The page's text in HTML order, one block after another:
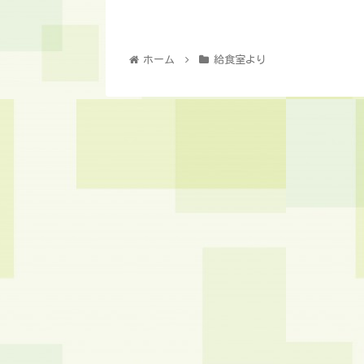
ホーム 給食室より